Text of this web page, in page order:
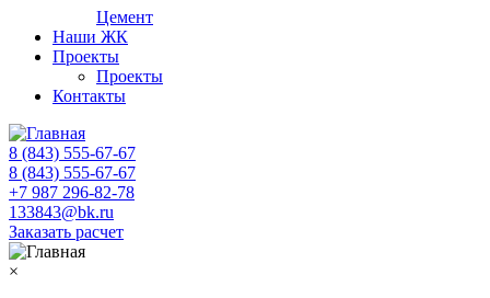
Цемент
Наши ЖК
Проекты
Проекты
Контакты
8 (843) 555-67-67
8 (843) 555-67-67
+7 987 296-82-78
133843@bk.ru
Заказать расчет
×